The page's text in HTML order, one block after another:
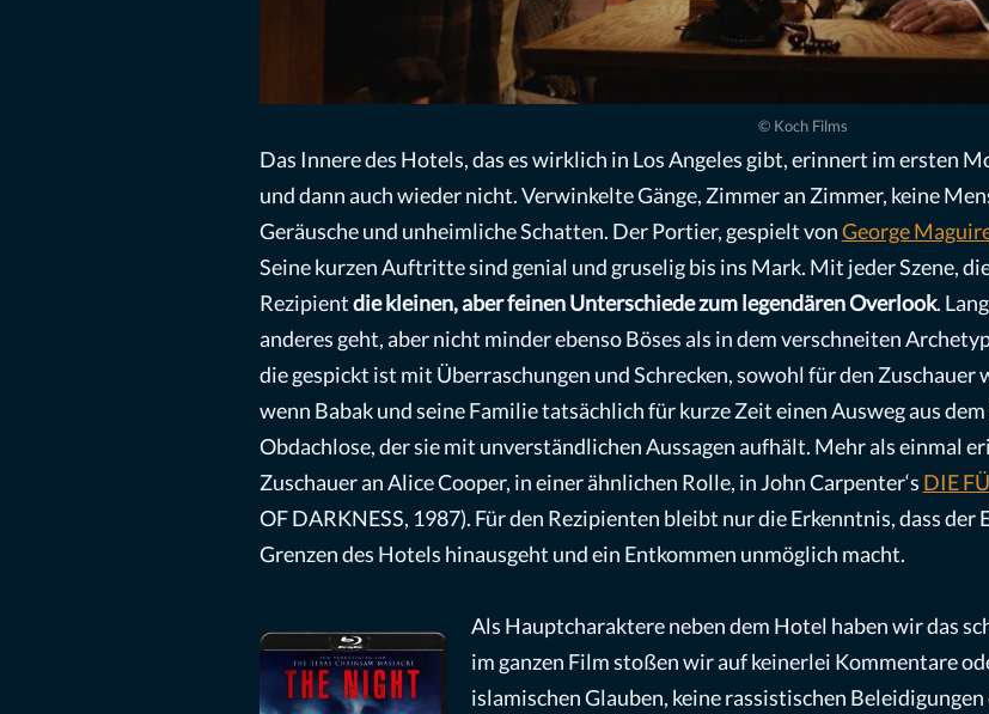
© Koch Films
Das Innere des Hotels, das es wirklich in Los Angeles gibt, erinnert im ersten
und dann auch wieder nicht. Verwinkelte Gänge, Zimmer an Zimmer, keine
Geräusche und unheimliche Schatten. Der Portier, gespielt vonGeorge
Seine kurzen Auftritte sind genial und gruselig bis ins Mark. Mit jeder Szene,
Rezipientdie kleinen, aber feinen Unterschiede zum legendären Overlook.
anderes geht, aber nicht minder ebenso Böses als in dem verschneiten
die gespickt ist mit Überraschungen und Schrecken, sowohl für den Zuschauer
wenn Babak und seine Familie tatsächlich für kurze Zeit einen Ausweg aus
Obdachlose, der sie mit unverständlichen Aussagen aufhält. Mehr als einmal
Zuschauer an Alice Cooper, in einer ähnlichen Rolle, in John Carpenter‘s DIE
OF DARKNESS, 1987). Für den Rezipienten bleibt nur die Erkenntnis, dass der
Grenzen des Hotels hinausgeht und ein Entkommen unmöglich macht.
Als Hauptcharaktere neben dem Hotel haben wir das
im ganzen Film stoßen wir auf keinerlei Kommentare
islamischen Glauben, keine rassistischen